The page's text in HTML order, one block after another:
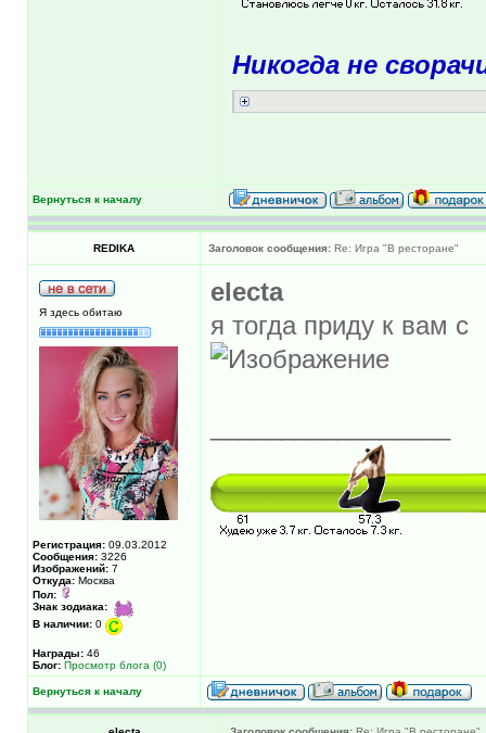
Никогда не
Вернуться к началу
REDIKA Заголовок сообщения: Re: Игра "В ресторане"
Я здесь обитаю
Регистрация: 09.03.2012
Сообщения: 3226
Изображений: 7
Откуда: Москва
Пол:
Знак зодиака:
В наличии: 0
Награды: 46
Блог: Просмотр блога (0)
electa
я тогда приду к вам с
Вернуться к началу